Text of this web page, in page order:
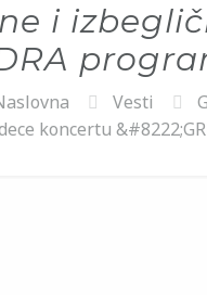
i
Vesti
koncertu